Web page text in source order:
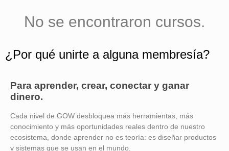
No se encontraron cursos.
¿Por qué unirte a alguna membresía?
Para aprender, crear, conectar y ganar
dinero.
Cada nivel de GOW desbloquea más herramientas, más
conocimiento y más oportunidades reales dentro de nuestro
ecosistema, donde aprender no es teoría: es diseñar productos
y sistemas que se usan en el mundo.